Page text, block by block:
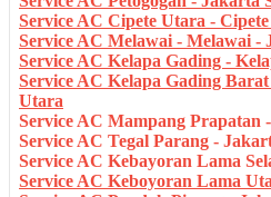
Service AC Cipete Utara -
Service AC Melawai - Melawai -
Service AC Kelapa Gading -
Service AC Kelapa Gading
Utara
Service AC Mampang Prapatan
Service AC Tegal Parang -
Service AC Kebayoran Lama
Service AC Keboyoran Lama